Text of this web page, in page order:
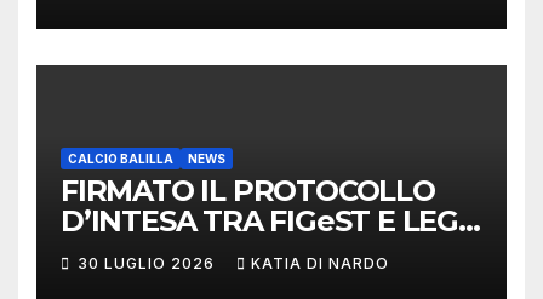
CALCIO BALILLA NEWS
FIRMATO IL PROTOCOLLO
D’INTESA TRA FIGeST E LEGA
NAZIONALE DILETTANTI
30 LUGLIO 2026 KATIA DI NARDO